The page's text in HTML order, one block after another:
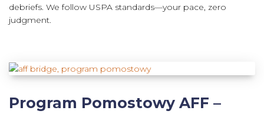
debriefs. We follow USPA standards—your pace, zero
judgment.
Program Pomostowy AFF –